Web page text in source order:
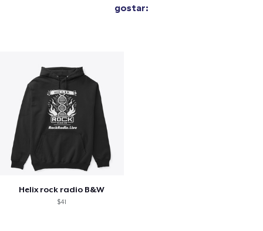
gostar:
Helix rock radio B&W
$41